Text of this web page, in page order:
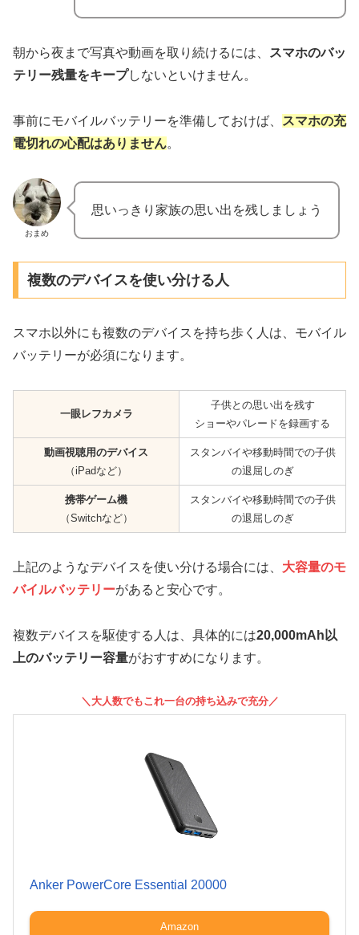
朝から夜まで写真や動画を取り続けるには、
スマホのバッ
テリー残量をキープしないといけません。
事前にモバイルバッテリーを準備しておけば、
スマホの充
電切れの心配はありません。
おまめ
思いっきり家族の思い出を残しましょう
複数のデバイスを使い分ける人
スマホ以外にも複数のデバイスを持ち歩く人は、モバイル
バッテリーが必須になります。
一眼レフカメラ
子供との思い出を残す
ショーやパレードを録画する
動画視聴用のデバイス
（iPadなど）
スタンバイや移動時間での子供
の退屈しのぎ
携帯ゲーム機
（Switchなど）
スタンバイや移動時間での子供
の退屈しのぎ
上記のようなデバイスを使い分ける場合には、 大容量のモ
バイルバッテリーがあると安心です。
複数デバイスを駆使する人は、具体的には20,000mAh以
上のバッテリー容量がおすすめになります。
＼大人数でもこれ一台の持ち込みで充分／
Anker PowerCore Essential 20000
Amazon